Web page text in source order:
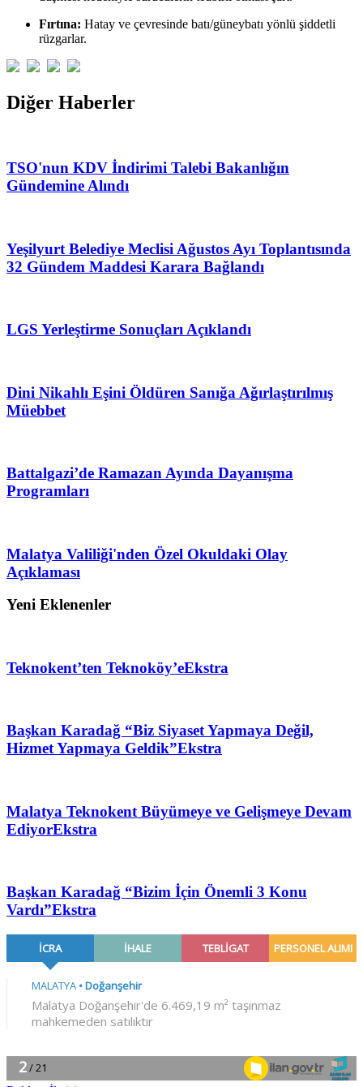
Fırtına: Hatay ve çevresinde batı/güneybatı yönlü şiddetli
rüzgarlar.
Diğer Haberler
TSO'nun KDV İndirimi Talebi Bakanlığın
Gündemine Alındı
Yeşilyurt Belediye Meclisi Ağustos Ayı Toplantısında
32 Gündem Maddesi Karara Bağlandı
LGS Yerleştirme Sonuçları Açıklandı
Dini Nikahlı Eşini Öldüren Sanığa Ağırlaştırılmış
Müebbet
Battalgazi’de Ramazan Ayında Dayanışma
Programları
Malatya Valiliği'nden Özel Okuldaki Olay
Açıklaması
Yeni Eklenenler
Teknokent’ten Teknoköy’eEkstra
Başkan Karadağ “Biz Siyaset Yapmaya Değil,
Hizmet Yapmaya Geldik”Ekstra
Malatya Teknokent Büyümeye ve Gelişmeye Devam
EdiyorEkstra
Başkan Karadağ “Bizim İçin Önemli 3 Konu
Vardı”Ekstra